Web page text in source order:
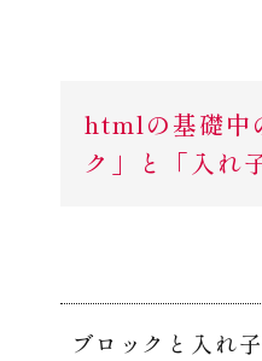
htmlの基礎中
ク」と「入れ
ブロックと入れ子